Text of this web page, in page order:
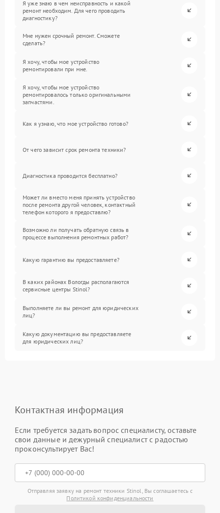
Я уже знаю в чем неисправность и какой
ремонт необходим. Для чего проводить
диагностику?
Мне нужен срочный ремонт. Сможете
сделать?
Я хочу, чтобы мое устройство
ремонтировали при мне.
Я хочу, чтобы мое устройство
ремонтировалось только оригинальными
запчастями.
Как я узнаю, что мое устройство готово?
От чего зависит срок ремонта техники?
Диагностика проводится бесплатно?
Может ли вместо меня принять устройство
после ремонта другой человек, контактный
телефон которого я предоставлю?
Возможно ли получать обратную связь в
процессе выполнения ремонтных работ?
Какую гарантию вы предоставляете?
В каких районах Вологды располагаются
сервисные центры Stinol?
Выполняете ли вы ремонт для юридических
лиц?
Какую документацию вы предоставляете
для юридических лиц?
Контактная информация
Если требуется задать вопрос специалисту, оставьте
свои данные и дежурный специалист с радостью
проконсультирует Вас!
Отправляя заявку на ремонт техники Stinol, Вы соглашаетесь с
Политикой конфиденциальности